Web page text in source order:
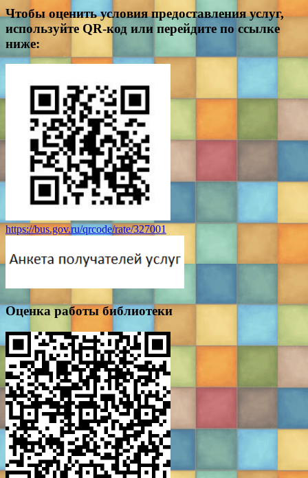
Чтобы оценить условия предоставления услуг,
используйте QR-код или перейдите по ссылке
ниже:
https://bus.gov.ru/qrcode/rate/327001
Оценка работы библиотеки